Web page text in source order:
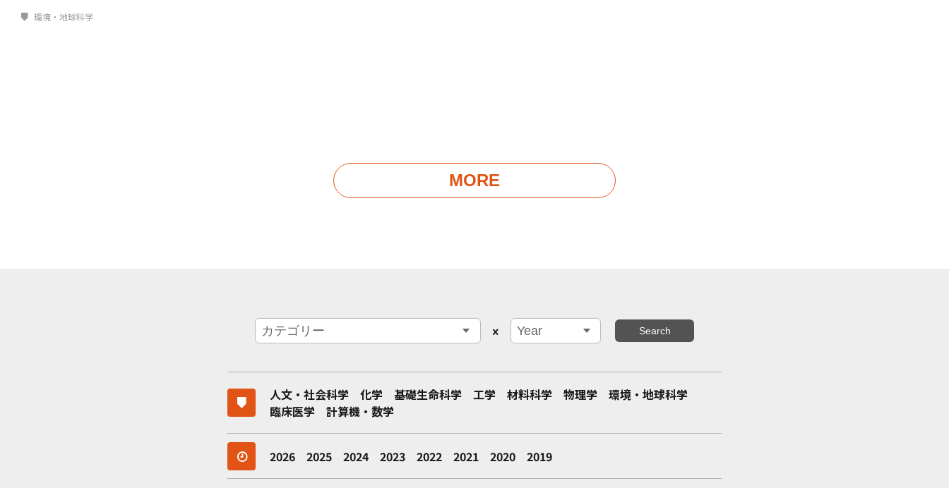
環境・地球科学
MORE
人文・社会科学 化学 基礎生命科学 工学 材料科学 物理学
環境・地球科学
臨床医学
計算機・数学
2026 2025 2024 2023 2022 2021 2020 2019